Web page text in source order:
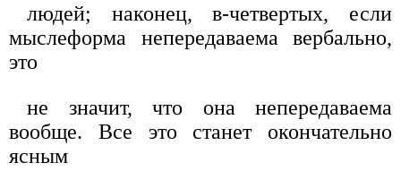
людей; наконец, в-четвертых, если
мыслеформа непередаваема вербально,
это
не значит, что она непередаваема
вообще. Все это станет окончательно
ясным